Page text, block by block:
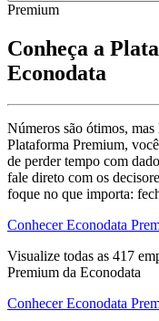
Premium
Conheça a
Econodata
Números são ótimos,
Plataforma Premium,
de perder tempo com
fale direto com os
foque no que importa:
Conhecer Econodata
Visualize todas as 417
Premium da Econodata
Conhecer Econodata